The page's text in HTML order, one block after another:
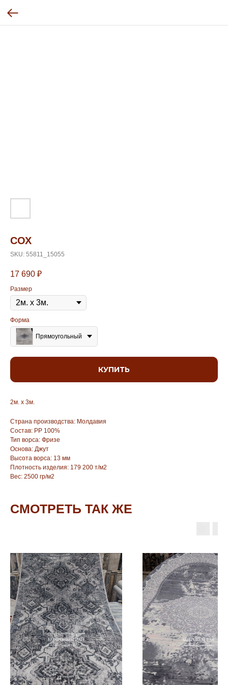
СОХ
SKU: 55811_15055
17 690 ₽
Размер
Форма
Прямоугольный
КУПИТЬ
2м. х 3м.
Страна производства: Молдавия
Состав: PP 100%
Тип ворса: Фризе
Основа: Джут
Высота ворса: 13 мм
Плотность изделия: 179 200 т/м2
Вес: 2500 гр/м2
СМОТРЕТЬ ТАК ЖЕ